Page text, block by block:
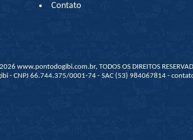
Contato
www.pontodogibi.com.br, TODOS OS DIREITOS
- CNPJ 66.744.375/0001-74 - SAC (53) 984067814 -